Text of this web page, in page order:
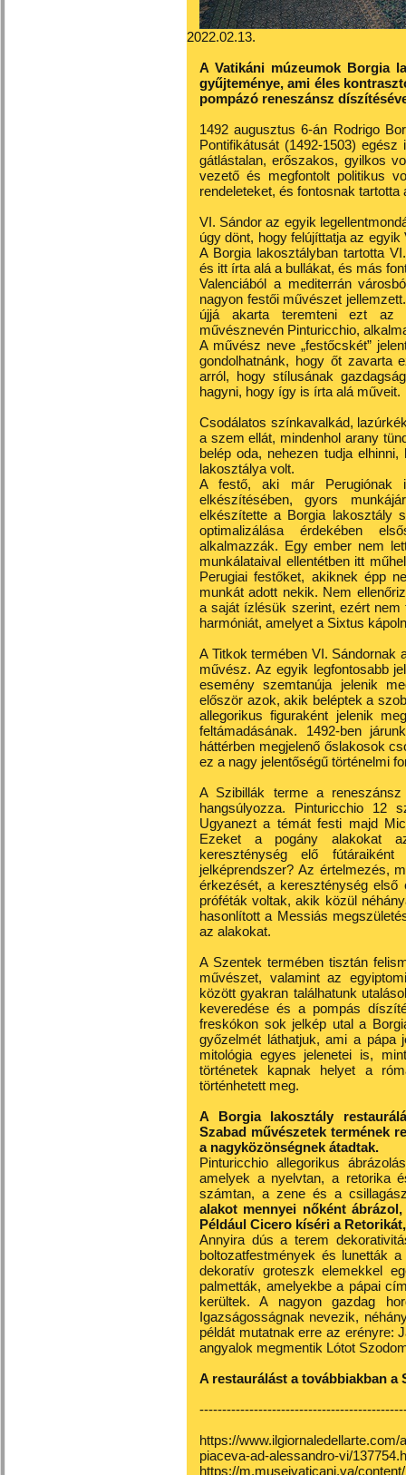
2022.02.13.
A Vatikáni múzeumok Borgia
gyűjteménye, ami éles
pompázó reneszánsz
1492 augusztus 6-án Rodrigo
Pontifikátusát (1492-1503)
gátlástalan, erőszakos, gyilkos
vezető és megfontolt politikus
rendeleteket, és fontosnak
VI. Sándor az egyik
úgy dönt, hogy felújíttatja az
A Borgia lakosztályban tartotta
és itt írta alá a bullákat, és más
Valenciából a mediterrán
nagyon festői művészet
újjá akarta teremteni ezt az
művésznevén Pinturicchio,
A művész neve „festőcskét”
gondolhatnánk, hogy őt zavarta
arról, hogy stílusának
hagyni, hogy így is írta alá műveit.
Csodálatos színkavalkád,
a szem ellát, mindenhol arany
belép oda, nehezen tudja
lakosztálya volt.
A festő, aki már Perugiónak
elkészítésében, gyors
elkészítette a Borgia lakosztály
optimalizálása érdekében
alkalmazzák. Egy ember nem
munkálataival ellentétben itt
Perugiai festőket, akiknek épp
munkát adott nekik. Nem
a saját ízlésük szerint, ezért
harmóniát, amelyet a Sixtus
A Titkok termében VI. Sándornak
művész. Az egyik legfontosabb
esemény szemtanúja jelenik
először azok, akik beléptek a
allegorikus figuraként jelenik
feltámadásának. 1492-ben
háttérben megjelenő őslakosok
ez a nagy jelentőségű történelmi
A Szibillák terme a
hangsúlyozza. Pinturicchio 12
Ugyanezt a témát festi majd
Ezeket a pogány alakokat
kereszténység elő
jelképrendszer? Az értelmezés,
érkezését, a kereszténység első
próféták voltak, akik közül
hasonlított a Messiás
az alakokat.
A Szentek termében tisztán
művészet, valamint az
között gyakran találhatunk
keveredése és a pompás
freskókon sok jelkép utal a
győzelmét láthatjuk, ami a pápa
mitológia egyes jelenetei is,
történetek kapnak helyet a
történhetett meg.
A Borgia lakosztály
Szabad művészetek termének
a nagyközönségnek átadtak.
Pinturicchio allegorikus
amelyek a nyelvtan, a retorika
számtan, a zene és a
alakot mennyei nőként
Például Cicero kíséri a
Annyira dús a terem
boltozatfestmények és lunetták
dekoratív groteszk elemekkel
palmetták, amelyekbe a pápai
kerültek. A nagyon gazdag
Igazságosságnak nevezik,
példát mutatnak erre az erényre:
angyalok megmentik Lótot
A restaurálást a továbbiakban
https://
piaceva-ad-alessandro-vi/
https://m.museivaticani.va/